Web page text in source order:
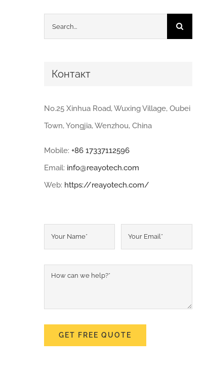
for:
Контакт
No.25 Xinhua Road, Wuxing Village, Oubei
Town, Yongjia, Wenzhou, China
Mobile: +86 17337112596
Email: info@reayotech.com
Web: https://reayotech.com/
GET FREE QUOTE